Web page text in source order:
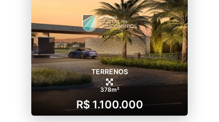
TERRENOS
378m²
R$ 1.100.000